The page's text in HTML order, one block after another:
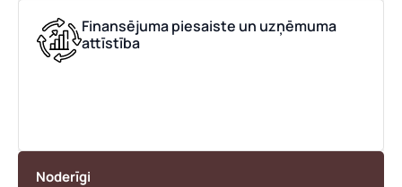
Finansējuma piesaiste un uzņēmuma
attīstība
Noderīgi